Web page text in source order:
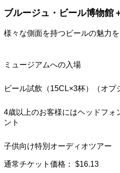
ブルージュ・ビール博物館
様々な側面を持つビールの魅力
ミュージアムへの入場
ビール試飲（15CL×3杯）（オプ
4歳以上のお客様にはヘッドフォ
ント
子供向け特別オーディオツアー
通常チケット価格： $16.13